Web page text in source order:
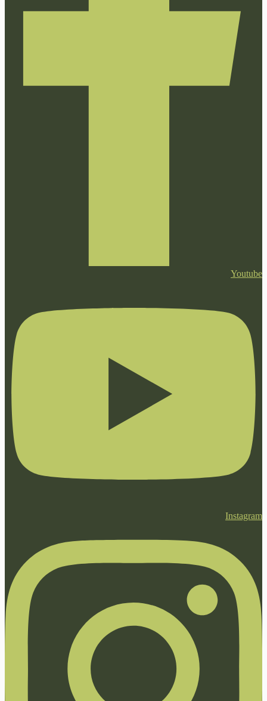
Youtube
Instagram